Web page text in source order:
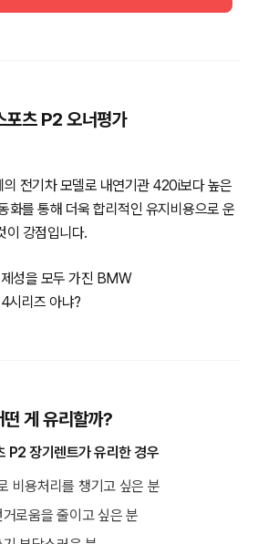
츠 P2 오너평가
전기차 모델로 내연기관 420i보다 높은
화를 통해 더욱 합리적인 유지비용으로 운
이 강점입니다.
성을 모두 가진 BMW
시리즈 아냐?
게 유리할까?
장기렌트가 유리한 경우
비용처리를 챙기고 싶은 분
로움을 줄이고 싶은 분